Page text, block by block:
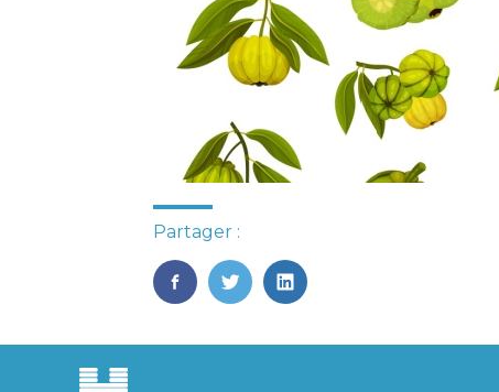
Partager :
FaceBook
TwitterLinkedIn